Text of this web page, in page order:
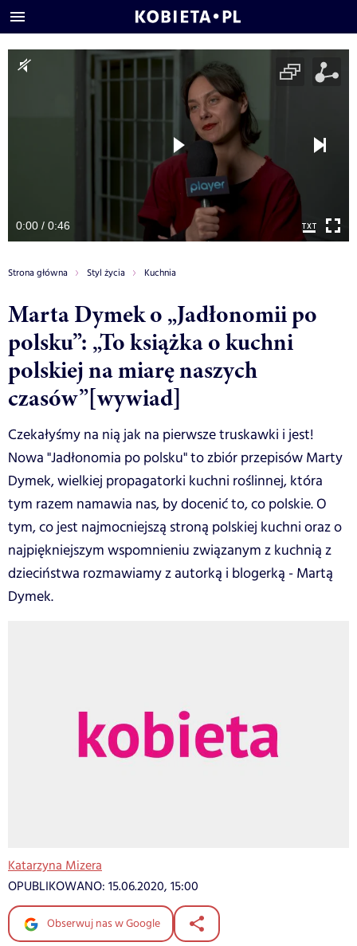
0:00 / 0:46
Strona główna Styl życia Kuchnia
Marta Dymek o „Jadłonomii po
polsku”: „To książka o kuchni
polskiej na miarę naszych
czasów”[wywiad]
Czekałyśmy na nią jak na pierwsze truskawki i jest!
Nowa "Jadłonomia po polsku" to zbiór przepisów Marty
Dymek, wielkiej propagatorki kuchni roślinnej, która
tym razem namawia nas, by docenić to, co polskie. O
tym, co jest najmocniejszą stroną polskiej kuchni oraz o
najpiękniejszym wspomnieniu związanym z kuchnią z
dzieciństwa rozmawiamy z autorką i blogerką - Martą
Dymek.
Katarzyna Mizera
OPUBLIKOWANO: 15.06.2020, 15:00
Obserwuj nas w Google